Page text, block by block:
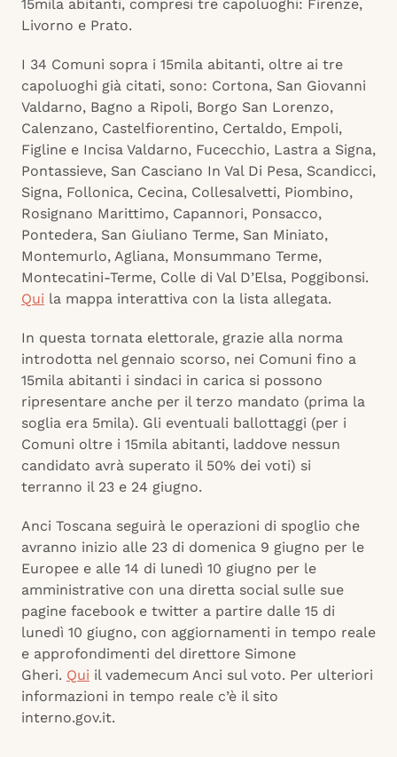
15mila abitanti, compresi tre capoluoghi: Firenze,
Livorno e Prato.
I 34 Comuni sopra i 15mila abitanti, oltre ai tre
capoluoghi già citati, sono: Cortona, San Giovanni
Valdarno, Bagno a Ripoli, Borgo San Lorenzo,
Calenzano, Castelfiorentino, Certaldo, Empoli,
Figline e Incisa Valdarno, Fucecchio, Lastra a Signa,
Pontassieve, San Casciano In Val Di Pesa, Scandicci,
Signa, Follonica, Cecina, Collesalvetti, Piombino,
Rosignano Marittimo, Capannori, Ponsacco,
Pontedera, San Giuliano Terme, San Miniato,
Montemurlo, Agliana, Monsummano Terme,
Montecatini-Terme, Colle di Val D’Elsa, Poggibonsi.
Qui la mappa interattiva con la lista allegata.
In questa tornata elettorale, grazie alla norma
introdotta nel gennaio scorso, nei Comuni fino a
15mila abitanti i sindaci in carica si possono
ripresentare anche per il terzo mandato (prima la
soglia era 5mila). Gli eventuali ballottaggi (per i
Comuni oltre i 15mila abitanti, laddove nessun
candidato avrà superato il 50% dei voti) si
terranno il 23 e 24 giugno.
Anci Toscana seguirà le operazioni di spoglio che
avranno inizio alle 23 di domenica 9 giugno per le
Europee e alle 14 di lunedì 10 giugno per le
amministrative con una diretta social sulle sue
pagine facebook e twitter a partire dalle 15 di
lunedì 10 giugno, con aggiornamenti in tempo reale
e approfondimenti del direttore Simone
Gheri. Qui il vademecum Anci sul voto. Per ulteriori
informazioni in tempo reale c’è il sito
interno.gov.it.